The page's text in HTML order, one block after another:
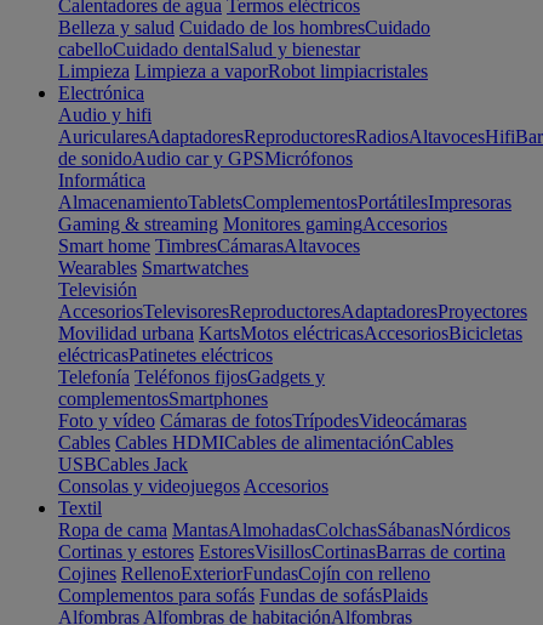
Calentadores de agua Termos eléctricos
Belleza y salud Cuidado de los hombresCuidado
cabelloCuidado dentalSalud y bienestar
Limpieza Limpieza a vaporRobot limpiacristales
Electrónica
Audio y hifi
AuricularesAdaptadoresReproductoresRadiosAltavocesHifi
de sonidoAudio car y GPSMicrófonos
Informática
AlmacenamientoTabletsComplementosPortátilesImpresoras
Gaming & streaming Monitores gamingAccesorios
Smart home TimbresCámarasAltavoces
Wearables Smartwatches
Televisión
AccesoriosTelevisoresReproductoresAdaptadoresProyectores
Movilidad urbana KartsMotos eléctricasAccesoriosBicicletas
eléctricasPatinetes eléctricos
Telefonía Teléfonos fijosGadgets y
complementosSmartphones
Foto y vídeo Cámaras de fotosTrípodesVideocámaras
Cables Cables HDMICables de alimentaciónCables
USBCables Jack
Consolas y videojuegos Accesorios
Textil
Ropa de cama MantasAlmohadasColchasSábanasNórdicos
Cortinas y estores EstoresVisillosCortinasBarras de cortina
Cojines RellenoExteriorFundasCojín con relleno
Complementos para sofás Fundas de sofásPlaids
Alfombras Alfombras de habitaciónAlfombras